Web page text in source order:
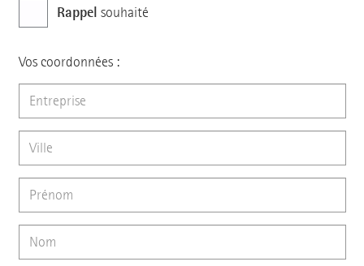
Rappel souhaité
Vos coordonnées :